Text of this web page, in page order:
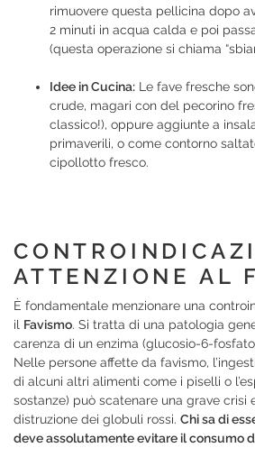
rimuovere questa pellicina dopo
2 minuti in acqua calda e poi
(questa operazione si chiama
Idee in Cucina: Le fave fresche
crude, magari con del pecorino
classico!), oppure aggiunte a
primaverili, o come contorno
cipollotto fresco.
ATTENZIONE AL
È fondamentale menzionare una
il Favismo. Si tratta di una patologia
carenza di un enzima (glucosio-6-
Nelle persone affette da favismo,
di alcuni altri alimenti come i piselli o
sostanze) può scatenare una grave crisi
distruzione dei globuli rossi. Chi sa di
deve assolutamente evitare il consumo